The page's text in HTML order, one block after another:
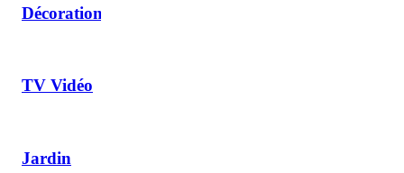
Décoration
TV Vidéo
Jardin